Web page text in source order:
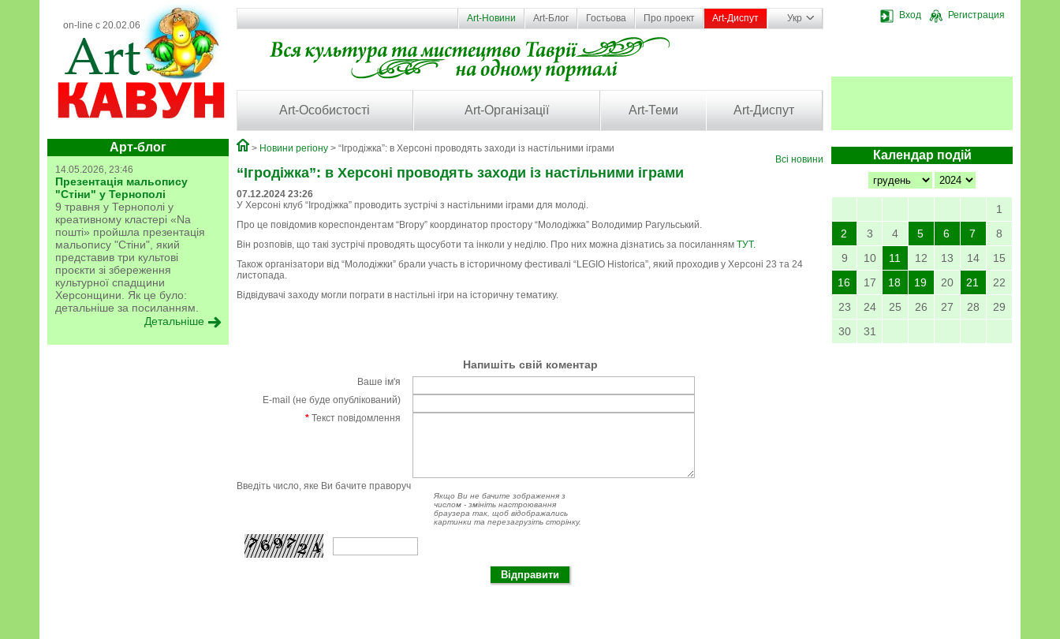
on-line с 20.02.06
Вход Регистрация
Art-Новини Art-Блог Гостьова Про проект Art-Диспут Укр
Art-Особистості Art-Організації Art-Теми Art-Диспут
Арт-блог
14.05.2026, 23:46
Презентація мальопису
"Стіни" у Тернополі
9 травня у Тернополі у
креативному кластері «Na
пошті» пройшла презентація
мальопису "Стіни", який
представив три культові
проєкти зі збереження
культурної спадщини
Херсонщини. Як це було:
детальніше за посиланням.
Детальніше
Календар подій
1
2
3 4 5 6 7
8
9
10 11 12 13 14
15
16
17 18 19 20 21
22
23
24 25 26 27 28
29
30
31
> Новини регіону > “Ігродіжка”: в Херсоні проводять заходи із настільними іграми
Всі новини
“Ігродіжка”: в Херсоні проводять заходи із настільними іграми
07.12.2024 23:26
У Херсоні клуб “Ігродіжка” проводить зустрічі з настільними іграми для молоді.
Про це повідомив кореспондентам “Вгору” координатор простору “Молодіжка” Володимир Рагульський.
Він розповів, що такі зустрічі проводять щосуботи та інколи у неділю. Про них можна дізнатись за посиланням ТУТ.
Також організатори від “Молодіжки” брали участь в історичному фестивалі “LEGIO Historica”, який проходив у Херсоні 23 та 24
листопада.
Відвідувачі заходу могли пограти в настільні ігри на історичну тематику.
Напишіть свій коментар
Ваше ім'я
E-mail (не буде опублікований)
* Текст повідомлення
Введіть число, яке Ви бачите праворуч
Якщо Ви не бачите зображення з
числом - змініть настроювання
браузера так, щоб відображались
картинки та перезагрузіть сторінку.